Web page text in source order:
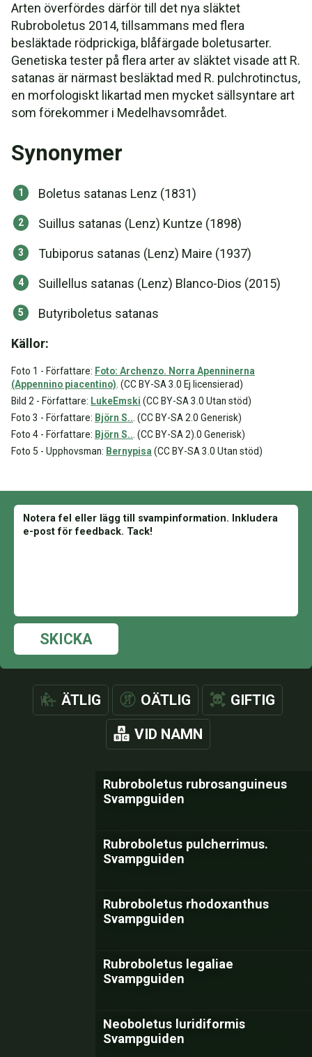
Arten överfördes därför till det nya släktet
Rubroboletus 2014, tillsammans med flera
besläktade rödprickiga, blåfärgade boletusarter.
Genetiska tester på flera arter av släktet visade att R.
satanas är närmast besläktad med R. pulchrotinctus,
en morfologiskt likartad men mycket sällsyntare art
som förekommer i Medelhavsområdet.
Synonymer
Boletus satanas Lenz (1831)
Suillus satanas (Lenz) Kuntze (1898)
Tubiporus satanas (Lenz) Maire (1937)
Suillellus satanas (Lenz) Blanco-Dios (2015)
Butyriboletus satanas
Källor:
Foto 1 - Författare: Foto: Archenzo. Norra Apenninerna
(Appennino piacentino) . (CC BY-SA 3.0 Ej licensierad)
Bild 2 - Författare: LukeEmski (CC BY-SA 3.0 Utan stöd)
Foto 3 - Författare: Björn S.. . (CC BY-SA 2.0 Generisk)
Foto 4 - Författare: Björn S.. . (CC BY-SA 2).0 Generisk)
Foto 5 - Upphovsman: Bernypisa (CC BY-SA 3.0 Utan stöd)
SKICKA
ÄTLIG OÄTLIG GIFTIG
VID NAMN
Rubroboletus rubrosanguineus
Svampguiden
Rubroboletus pulcherrimus.
Svampguiden
Rubroboletus rhodoxanthus
Svampguiden
Rubroboletus legaliae
Svampguiden
Neoboletus luridiformis
Svampguiden